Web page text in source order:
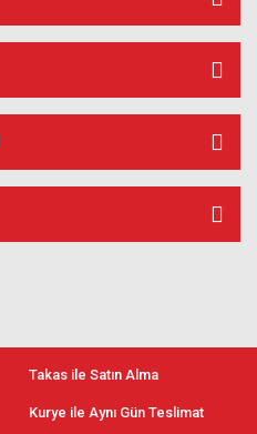
Takas ile Satın Alma
Kurye ile Aynı Gün Teslimat